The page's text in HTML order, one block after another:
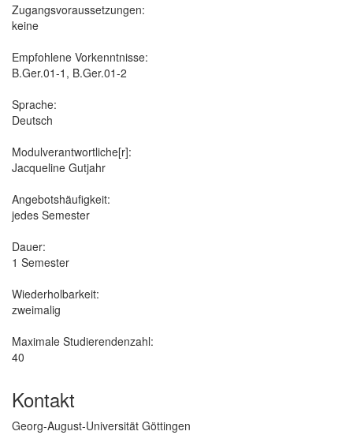
Zugangsvoraussetzungen:
keine
Empfohlene Vorkenntnisse:
B.Ger.01-1, B.Ger.01-2
Sprache:
Deutsch
Modulverantwortliche[r]:
Jacqueline Gutjahr
Angebotshäufigkeit:
jedes Semester
Dauer:
1 Semester
Wiederholbarkeit:
zweimalig
Maximale Studierendenzahl:
40
Kontakt
Georg-August-Universität Göttingen